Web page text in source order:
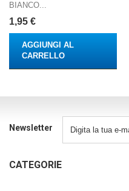
BIANCO...
1,95 €
AGGIUNGI AL
CARRELLO
Newsletter
CATEGORIE